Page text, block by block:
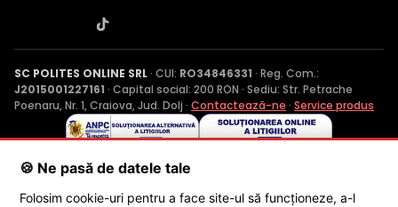
SC POLITES ONLINE SRL· CUI: RO34846331 · Reg. Com.:
J2015001227161 · Capital social: 200 RON · Sediu: Str. Petrache
Poenaru, Nr. 1, Craiova, Jud. Dolj · Contactează-ne · Service produs
© 2026 SC POLITES ONLINE SRL
🍪 Ne pasă de datele tale
Folosim cookie-uri pentru a face site-ul să funcționeze, a-l